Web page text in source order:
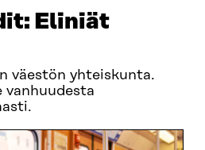
Eliniät
väestön yhteiskunta.